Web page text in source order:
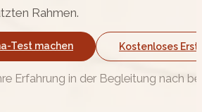
Rahmen.
Test machen Kostenloses
Erfahrung in der Begleitung nach